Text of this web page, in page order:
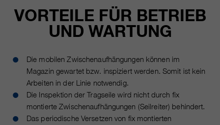
VORTEILE FÜR BETRIEB
UND WARTUNG
Die mobilen Zwischenaufhängungen können im
Magazin gewartet bzw. inspiziert werden. Somit ist kein
Arbeiten in der Linie notwendig.
Die Inspektion der Tragseile wird nicht durch fix
montierte Zwischenaufhängungen (Seilreiter) behindert.
Das periodische Versetzen von fix montierten
persönlicher und nicht-
personenbezogener Informationen.
Weitere Informationen finden Sie in
den Datenschutzbestimmungen
https://policies.google.com/privacy.
Gesammelte nicht
personenbezogene Daten werden
verwendet, um Berichte über die
Nutzung der Website zu erstellen,
die uns helfen, unsere Websites /